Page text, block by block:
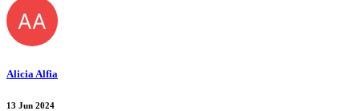
AA
Alicia Alfia
13 Jun 2024